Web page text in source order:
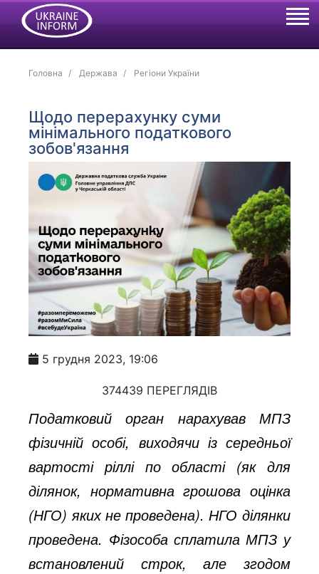
Головна Держава Регіони України
Щодо перерахунку суми
мінімального податкового
зобов'язання
5 грудня 2023, 19:06
374439 ПЕРЕГЛЯДІВ
Податковий орган нарахував МПЗ
фізичній особі, виходячи із середньої
вартості ріллі по області (як для
ділянок, нормативна грошова оцінка
(НГО) яких не проведена). НГО ділянки
проведена. Фізособа сплатила МПЗ у
встановлений строк, але згодом